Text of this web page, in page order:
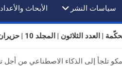
سياسات النشر الأبحاث والأعداد
| العدد الثلاثون | المجلد 10 | حزيران (يونيو) 2026 | ذو الحجة
تلجأ إلى الذكاء الاصطناعي من أجل